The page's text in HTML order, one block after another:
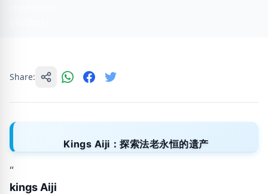
Share:
Kings Aiji：探索法老永恒的遗产
“
kings Aiji